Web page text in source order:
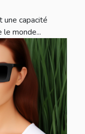
une capacité
le monde...